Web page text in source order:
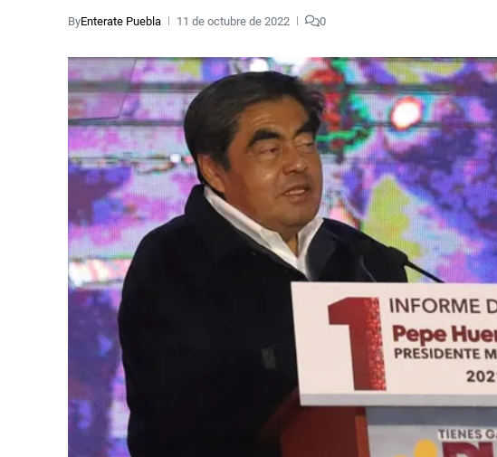
ByEnterate Puebla 11 de octubre de 2022 0